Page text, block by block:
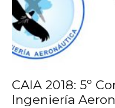
CAIA 2018: 5º
Ingeniería